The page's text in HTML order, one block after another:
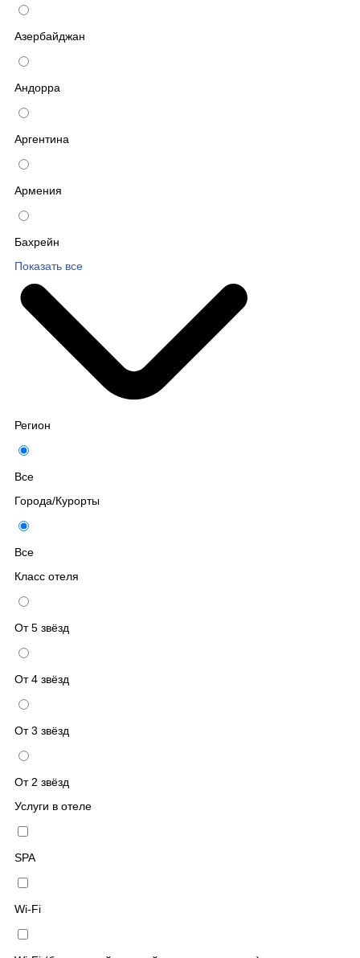
Азербайджан
Андорра
Аргентина
Армения
Бахрейн
Показать все
Регион
Все
Города/Курорты
Все
Класс отеля
От 5 звёзд
От 4 звёзд
От 3 звёзд
От 2 звёзд
Услуги в отеле
SPA
Wi-Fi